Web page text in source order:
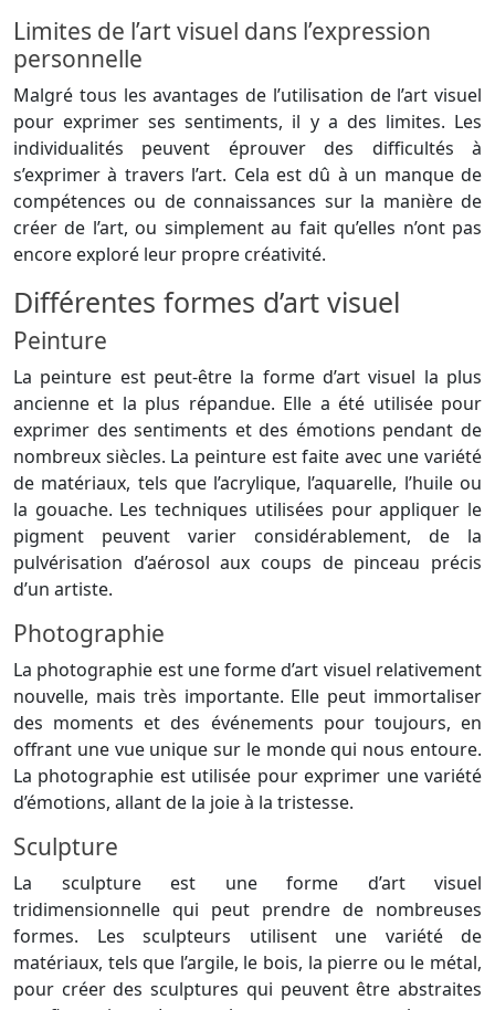
Limites de l’art visuel dans l’expression
personnelle
Malgré tous les avantages de l’utilisation de l’art visuel
pour exprimer ses sentiments, il y a des limites. Les
individualités peuvent éprouver des difficultés à
s’exprimer à travers l’art. Cela est dû à un manque de
compétences ou de connaissances sur la manière de
créer de l’art, ou simplement au fait qu’elles n’ont pas
encore exploré leur propre créativité.
Différentes formes d’art visuel
Peinture
La peinture est peut-être la forme d’art visuel la plus
ancienne et la plus répandue. Elle a été utilisée pour
exprimer des sentiments et des émotions pendant de
nombreux siècles. La peinture est faite avec une variété
de matériaux, tels que l’acrylique, l’aquarelle, l’huile ou
la gouache. Les techniques utilisées pour appliquer le
pigment peuvent varier considérablement, de la
pulvérisation d’aérosol aux coups de pinceau précis
d’un artiste.
Photographie
La photographie est une forme d’art visuel relativement
nouvelle, mais très importante. Elle peut immortaliser
des moments et des événements pour toujours, en
offrant une vue unique sur le monde qui nous entoure.
La photographie est utilisée pour exprimer une variété
d’émotions, allant de la joie à la tristesse.
Sculpture
La sculpture est une forme d’art visuel
tridimensionnelle qui peut prendre de nombreuses
formes. Les sculpteurs utilisent une variété de
matériaux, tels que l’argile, le bois, la pierre ou le métal,
pour créer des sculptures qui peuvent être abstraites